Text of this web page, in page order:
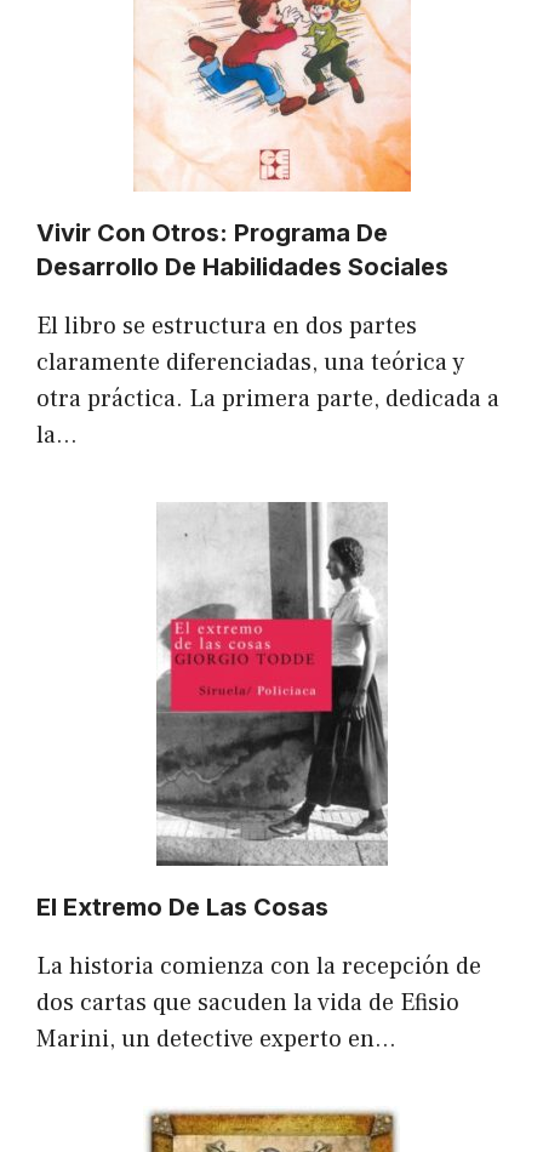
Vivir Con Otros: Programa De
Desarrollo De Habilidades Sociales
El libro se estructura en dos partes
claramente diferenciadas, una teórica y
otra práctica. La primera parte, dedicada a
la…
El Extremo De Las Cosas
La historia comienza con la recepción de
dos cartas que sacuden la vida de Efisio
Marini, un detective experto en…